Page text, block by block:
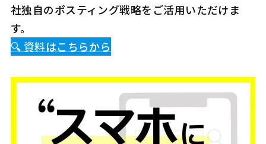
社独自のポスティング戦略をご活用いただけま
す。
🔍️ 資料はこちらから